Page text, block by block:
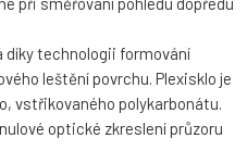
díky technologii formování
leštění povrchu. Plexisklo je
vstřikovaného polykarbonátu.
optické zkreslení průzoru